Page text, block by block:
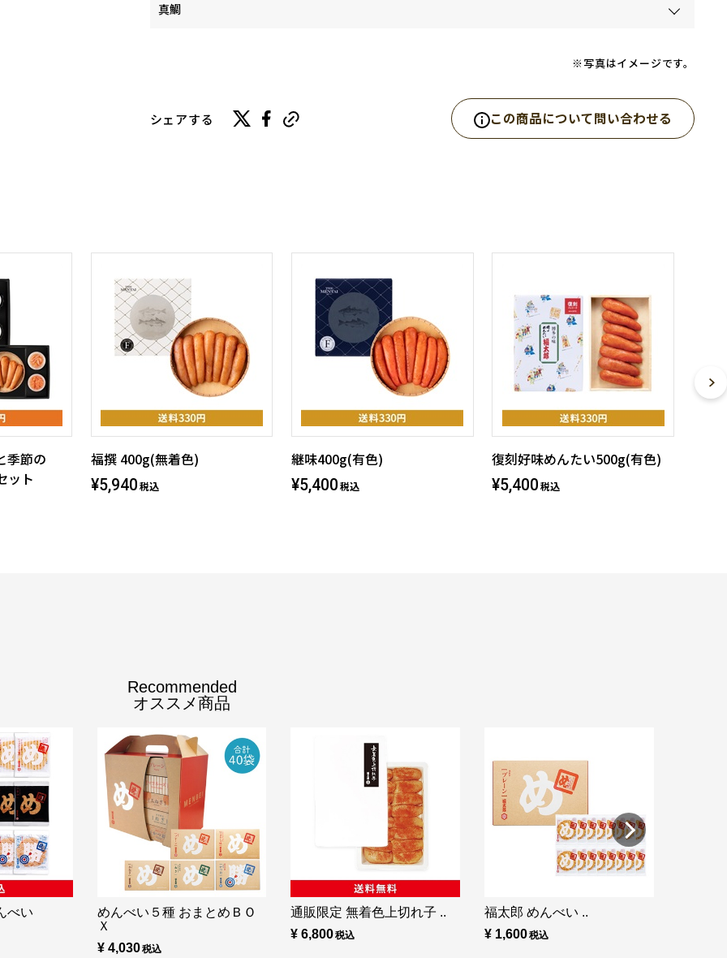
真鯛
※写真はイメージです。
シェアする この商品について問い合わせる
季節の
ット
福撰 400g(無着色)
¥5,940 税込
継味400g(有色)
¥5,400 税込
復刻好味めんたい500g(有色)
¥5,400 税込
Recommended
オススメ商品
べい
めんべい５種 おまとめＢＯ
Ｘ
¥ 4,030
通販限定 無着色上切れ子 ..
¥ 6,800
福太郎 めんべい ..
¥ 1,600